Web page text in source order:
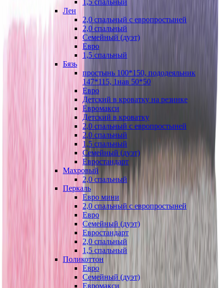
1,5 спальный
Лен
2,0 спальный с европростыней
2,0 спальный
Семейный (дуэт)
Евро
1,5 спальный
Бязь
простынь 100*150, пододеяльник
147*115, 1нав 50*50
Евро
Детский в кроватку на резинке
Евромакси
Детский в кроватку
2,0 спальный с европростыней
2,0 спальный
1,5 спальный
Семейный (дуэт)
Евростандарт
Махровый
2,0 спальный
Перкаль
Евро мини
2,0 спальный с европростыней
Евро
Семейный (дуэт)
Евростандарт
2,0 спальный
1,5 спальный
Поликоттон
Евро
Семейный (дуэт)
Евромакси